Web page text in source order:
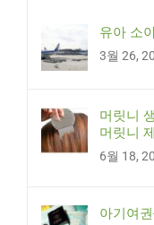
유아 소
3월 26,
머릿니
머릿니
6월 18,
아기여